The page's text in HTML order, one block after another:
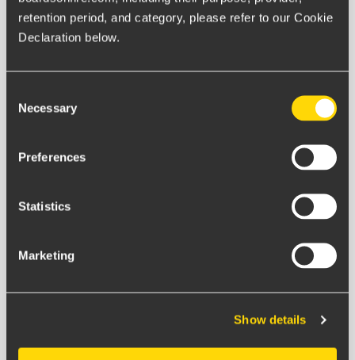
retention period, and category, please refer to our Cookie
Declaration below.
Selection
Necessary
Preferences
Statistics
Marketing
Show details